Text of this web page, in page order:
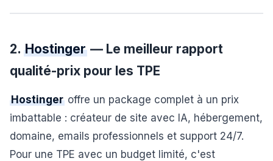
2. Hostinger — Le meilleur rapport
qualité-prix pour les TPE
Hostinger offre un package complet à un prix
imbattable : créateur de site avec IA, hébergement,
domaine, emails professionnels et support 24/7.
Pour une TPE avec un budget limité, c'est